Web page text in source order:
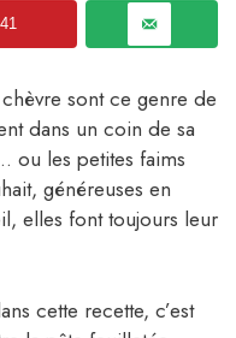
41
sont ce genre de
dans un coin de sa
ou les petites faims
généreuses en
elles font toujours leur
cette recette, c’est